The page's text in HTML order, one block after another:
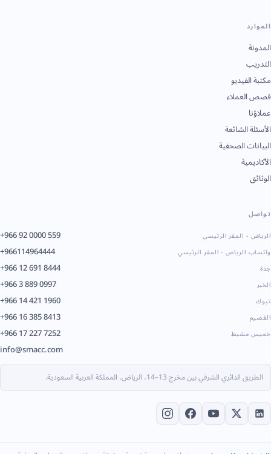
الموارد
المدونة
التدريب
مكتبة الفيديو
قصص العملاء
عملاؤنا
الأسئلة الشائعة
البيانات الصحفية
الأكاديمية
الوثائق
تواصل
+966 92 0000 559 الرياض - المقر الرئيسي
+966114964444 واتساب الرياض - المقر الرئيسي
+966 12 691 8444 جدة
+966 3 889 0997 الخبر
+966 14 421 1960 تبوك
+966 16 385 8413 القصيم
+966 17 227 7252 خميس مشيط
info@smacc.com
الطريق الدائري الشرقي بين مخرج 13–14، الرياض، المملكة العربية السعودية.